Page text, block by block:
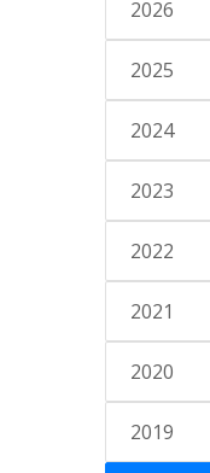
2026
2025
2024
2023
2022
2021
2020
2019